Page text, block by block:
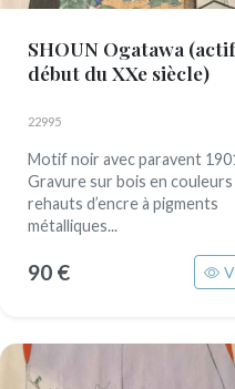
SHOUN Ogatawa
début du XXe siècle)
22995
Motif noir avec paravent
Gravure sur bois en
rehauts d’encre à pigments
métalliques...
90 €